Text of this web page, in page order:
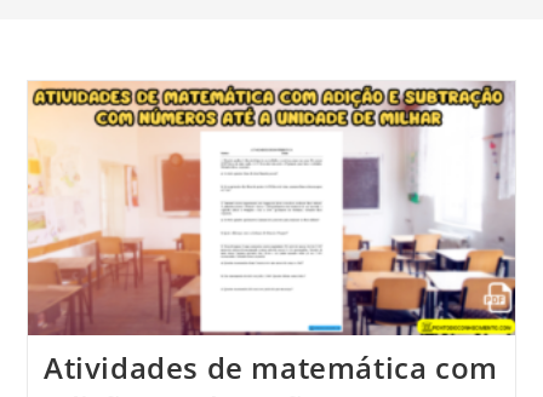
Atividades de matemática com